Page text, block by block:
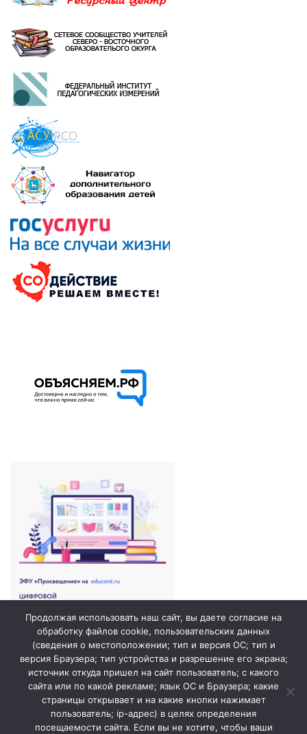
Продолжая использовать наш сайт, вы даете согласие на
обработку файлов cookie, пользовательских данных
(сведения о местоположении; тип и версия ОС; тип и
версия Браузера; тип устройства и разрешение его экрана;
источник откуда пришел на сайт пользователь; с какого
сайта или по какой рекламе; язык ОС и Браузера; какие
страницы открывает и на какие кнопки нажимает
пользователь; ip-адрес) в целях определения
посещаемости сайта. Если вы не хотите, чтобы ваши